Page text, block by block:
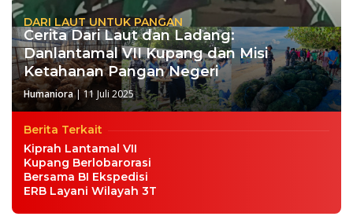
DARI LAUT UNTUK PANGAN
Cerita Dari Laut dan Ladang:
Danlantamal VII Kupang dan Misi
Ketahanan Pangan Negeri
Humaniora|11 Juli 2025
Berita Terkait
Kiprah Lantamal VII
Kupang Berlobarorasi
Bersama BI Ekspedisi
ERB Layani Wilayah 3T